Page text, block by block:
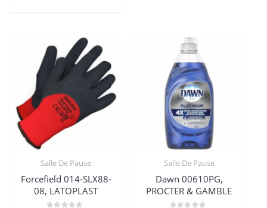
Salle De Pause
Forcefield 014-SLX88-
08, LATOPLAST
Salle De Pause
Dawn 00610PG,
PROCTER & GAMBLE